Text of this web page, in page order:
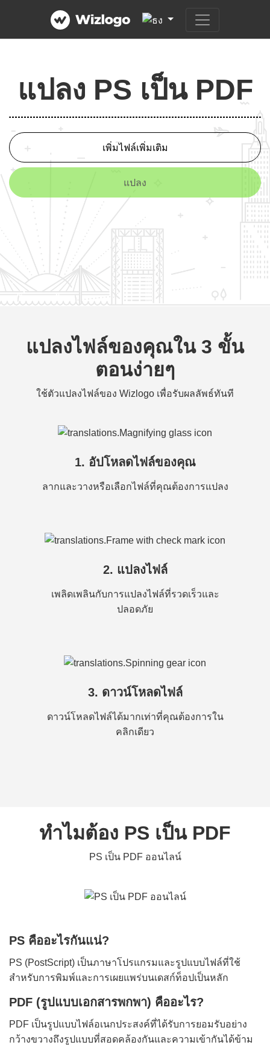
แปลง PS เป็น PDF
เพิ่มไฟล์เพิ่มเติม
แปลง
แปลงไฟล์ของคุณใน 3 ขั้น
ตอนง่ายๆ
ใช้ตัวแปลงไฟล์ของ Wizlogo เพื่อรับผลลัพธ์ทันที
1. อัปโหลดไฟล์ของคุณ
ลากและวางหรือเลือกไฟล์ที่คุณต้องการแปลง
2. แปลงไฟล์
เพลิดเพลินกับการแปลงไฟล์ที่รวดเร็วและ
ปลอดภัย
3. ดาวน์โหลดไฟล์
ดาวน์โหลดไฟล์ได้มากเท่าที่คุณต้องการใน
คลิกเดียว
ทำไมต้อง PS เป็น PDF
PS เป็น PDF ออนไลน์
PS คืออะไรกันแน่?
PS (PostScript) เป็นภาษาโปรแกรมและรูปแบบไฟล์ที่ใช้
สำหรับการพิมพ์และการเผยแพร่บนเดสก์ท็อปเป็นหลัก
PDF (รูปแบบเอกสารพกพา) คืออะไร?
PDF เป็นรูปแบบไฟล์อเนกประสงค์ที่ได้รับการยอมรับอย่าง
กว้างขวางถึงรูปแบบที่สอดคล้องกันและความเข้ากันได้ข้าม